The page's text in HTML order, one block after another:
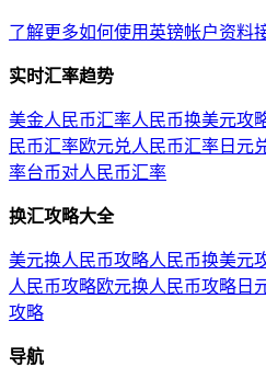
了解更多如何使用英镑帐户资料
实时汇率趋势
美金人民币汇率人民币换美元攻
民币汇率欧元兑人民币汇率 日元
率台币对人民币汇率
换汇攻略大全
美元换人民币攻略人民币换美元
人民币攻略欧元换人民币攻略 日
攻略
导航